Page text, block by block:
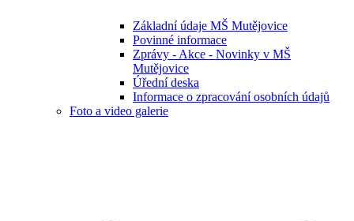
Základní údaje MŠ Mutějovice
Povinné informace
Zprávy - Akce - Novinky v MŠ
Mutějovice
Úřední deska
Informace o zpracování osobních údajů
Foto a video galerie